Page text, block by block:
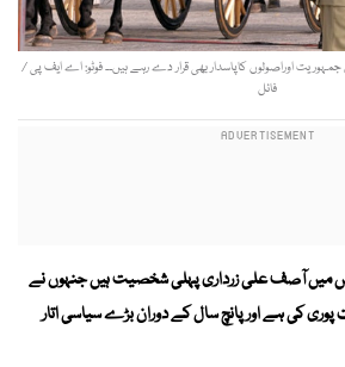
اوراصولوں کاپاسدار بھی قرار دے رہے ہیں۔۔ فوٹو: اے ایف پی /
فائل
میں آصف علی زرداری پہلی شخصیت ہیں جنہوں نے
پوری کی ہے اور پانچ سال کے دوران بڑے سیاسی اتار